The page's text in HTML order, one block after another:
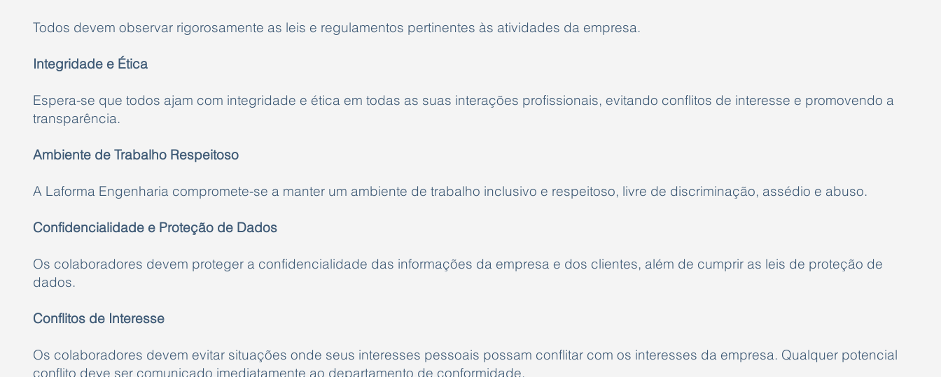
Todos devem observar rigorosamente as leis e regulamentos pertinentes às atividades da empresa.
Integridade e Ética
Espera-se que todos ajam com integridade e ética em todas as suas interações profissionais, evitando conflitos de interesse e promovendo a
transparência.
Ambiente de Trabalho Respeitoso
A Laforma Engenharia compromete-se a manter um ambiente de trabalho inclusivo e respeitoso, livre de discriminação, assédio e abuso.
Confidencialidade e Proteção de Dados
Os colaboradores devem proteger a confidencialidade das informações da empresa e dos clientes, além de cumprir as leis de proteção de
dados.
Conflitos de Interesse
Os colaboradores devem evitar situações onde seus interesses pessoais possam conflitar com os interesses da empresa. Qualquer potencial
conflito deve ser comunicado imediatamente ao departamento de conformidade.